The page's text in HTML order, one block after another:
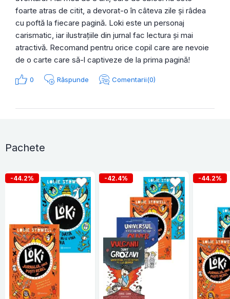
foarte atras de citit, a devorat-o în câteva zile și râdea
cu poftă la fiecare pagină. Loki este un personaj
carismatic, iar ilustrațiile din jurnal fac lectura și mai
atractivă. Recomand pentru orice copil care are nevoie
de o carte care să-l captiveze de la prima pagină!
0 Răspunde Comentarii(0)
Pachete
-44.2% -42.4% -44.2%